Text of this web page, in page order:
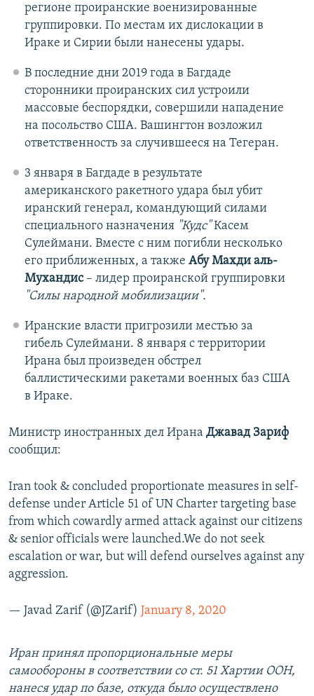
регионе проиранские военизированные
группировки. По местам их дислокации в
Ираке и Сирии были нанесены удары.
В последние дни 2019 года в Багдаде
сторонники проиранских сил устроили
массовые беспорядки, совершили нападение
на посольство США. Вашингтон возложил
ответственность за случившееся на Тегеран.
3 января в Багдаде в результате
американского ракетного удара был убит
иранский генерал, командующий силами
специального назначения "Кудс"Касем
Сулеймани. Вместе с ним погибли несколько
его приближенных, а также Абу Махди аль-
Мухандис– лидер проиранской группировки
"Силы народной мобилизации".
Иранские власти пригрозили местью за
гибель Сулеймани. 8 января с территории
Ирана был произведен обстрел
баллистическими ракетами военных баз США
в Ираке.
Министр иностранных дел Ирана Джавад Зариф
сообщил:
Iran took & concluded proportionate measures in self-
defense under Article 51 of UN Charter targeting base
from which cowardly armed attack against our citizens
& senior officials were launched.We do not seek
escalation or war, but will defend ourselves against any
aggression.
— Javad Zarif (@JZarif) January 8, 2020
Иран принял пропорциональные меры
самообороны в соответствии со ст. 51 Хартии ООН,
нанеся удар по базе, откуда было осуществлено